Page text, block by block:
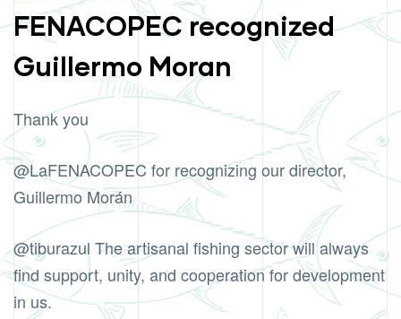
FENACOPEC recognized
Guillermo Moran
Thank you
@LaFENACOPEC for recognizing our director,
Guillermo Morán
@tiburazul The artisanal fishing sector will always
find support, unity, and cooperation for development
in us.